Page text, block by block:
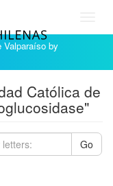
Valparaíso by
Católica de
Go